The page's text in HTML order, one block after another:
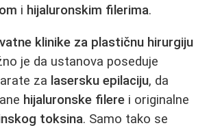
i hijaluronskim filerima.
klinike za plastičnu hirurgiju
je da ustanova poseduje
za lasersku epilaciju, da
hijaluronske filere i originalne
toksina. Samo tako se